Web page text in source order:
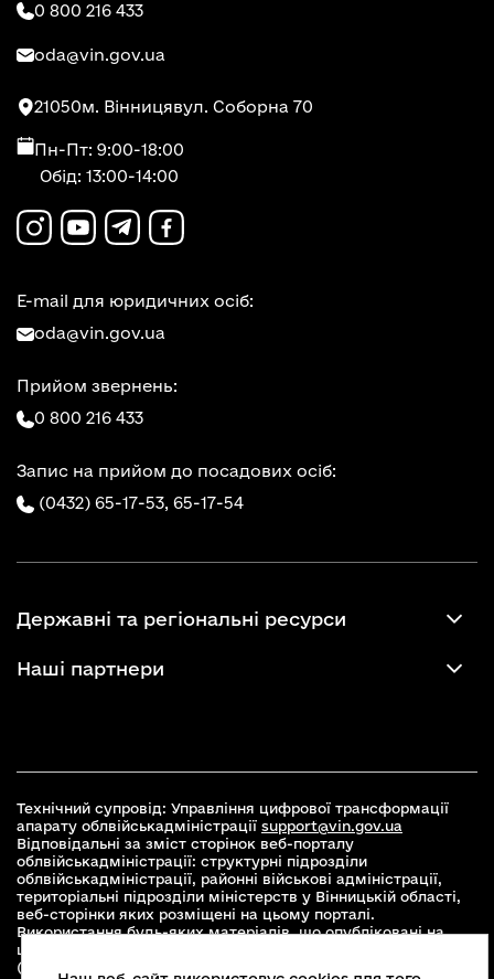
0 800 216 433
oda@vin.gov.ua
21050м. Вінницявул. Соборна 70
Пн-Пт: 9:00-18:00
Обід: 13:00-14:00
E-mail для юридичних осіб:
oda@vin.gov.ua
Прийом звернень:
0 800 216 433
Запис на прийом до посадових осіб:
(0432) 65-17-53, 65-17-54
Державні та регіональні ресурси
Наші партнери
Технічний супровід: Управління цифрової трансформації
апарату облвійськадміністрації support@vin.gov.ua
Відповідальні за зміст сторінок веб-порталу
облвійськадміністрації: структурні підрозділи
облвійськадміністрації, районні військові адміністрації,
територіальні підрозділи міністерств у Вінницькій області,
веб-сторінки яких розміщені на цьому порталі.
Використання будь-яких матеріалів, що опубліковані на
цьому сайті, дозволяється при умові зазначення посилання
(для інтернет-видань - гіперпосилання) на офіційний сайт